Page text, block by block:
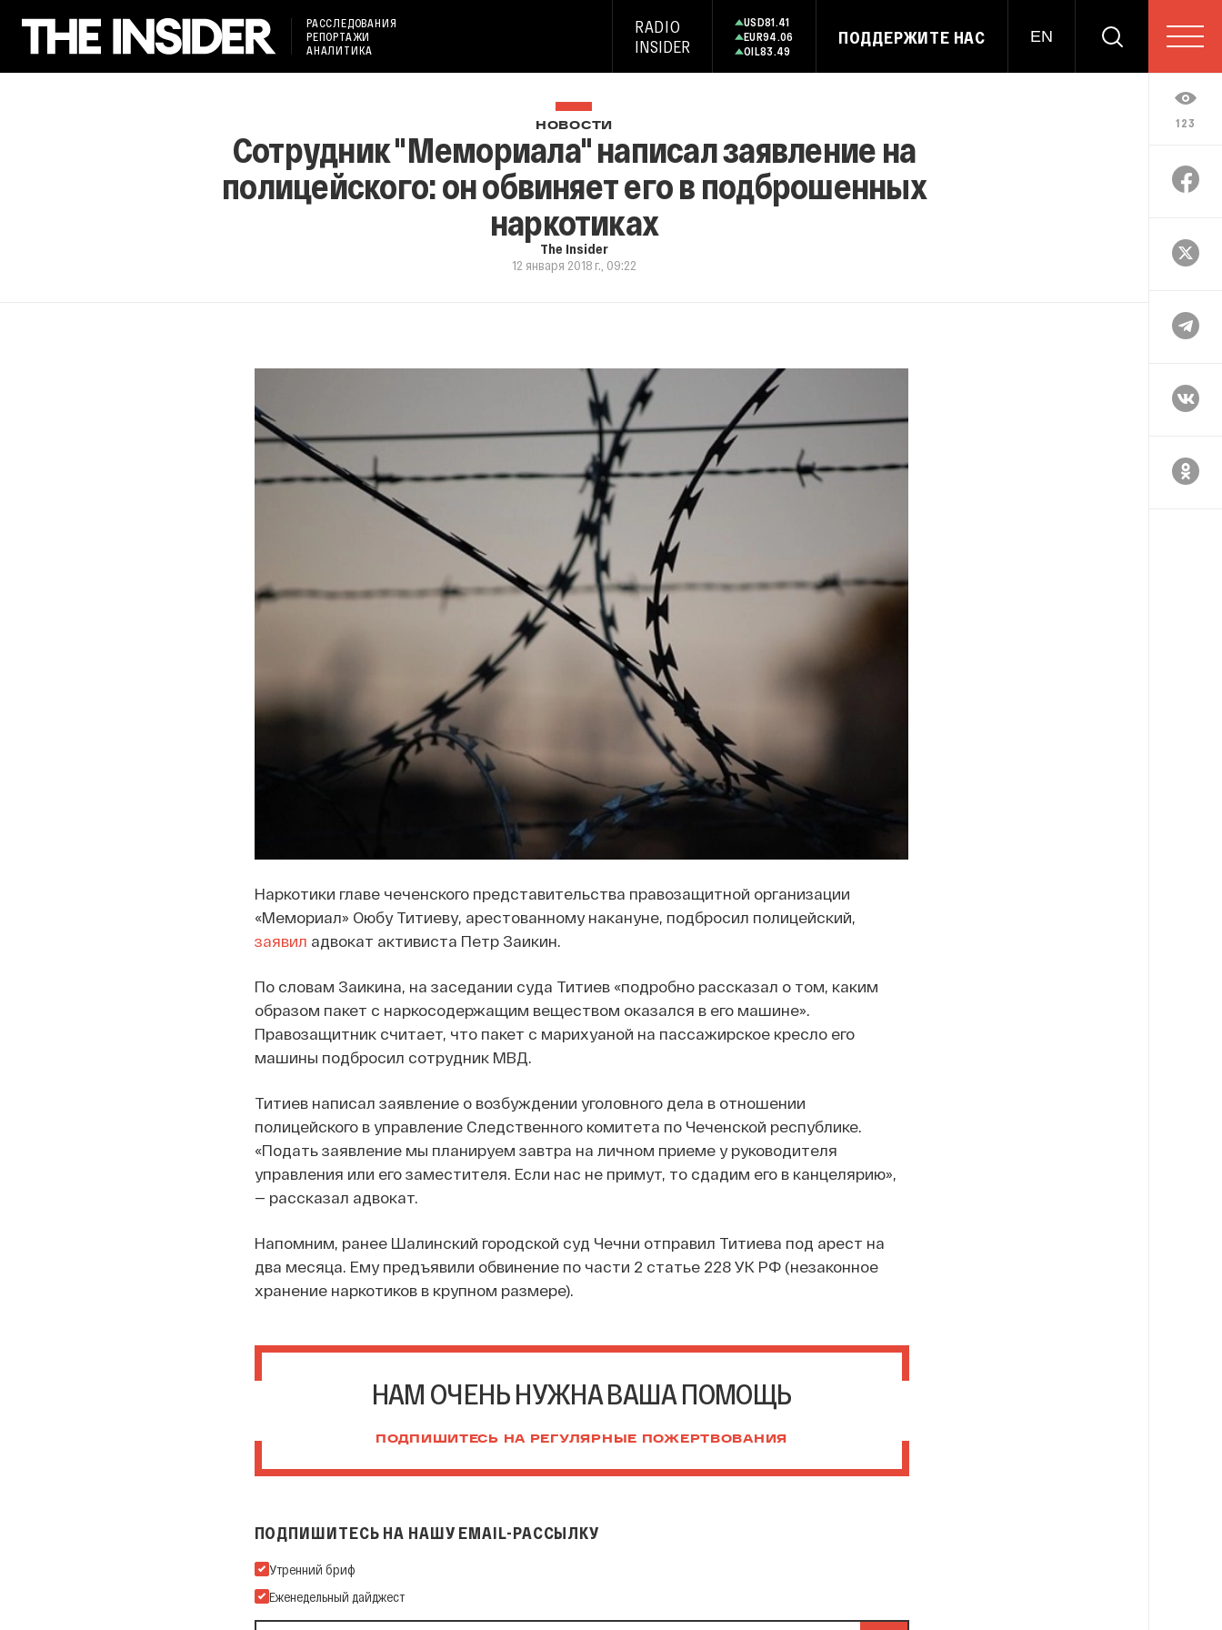
РАССЛЕДОВАНИЯ
РЕПОРТАЖИ
АНАЛИТИКА
RADIO
INSIDER
USD81.41
EUR94.06
OIL83.49
ПОДДЕРЖИТЕ НАС EN
123
НОВОСТИ
Сотрудник "Мемориала" написал заявление на
полицейского: он обвиняет его в подброшенных
наркотиках
The Insider
12 января 2018 г., 09:22
Наркотики главе чеченского представительства правозащитной организации
«Мемориал» Оюбу Титиеву, арестованному накануне, подбросил полицейский,
заявил адвокат активиста Петр Заикин.
По словам Заикина, на заседании суда Титиев «подробно рассказал о том, каким
образом пакет с наркосодержащим веществом оказался в его машине».
Правозащитник считает, что пакет с марихуаной на пассажирское кресло его
машины подбросил сотрудник МВД.
Титиев написал заявление о возбуждении уголовного дела в отношении
полицейского в управление Следственного комитета по Чеченской республике.
«Подать заявление мы планируем завтра на личном приеме у руководителя
управления или его заместителя. Если нас не примут, то сдадим его в канцелярию»,
— рассказал адвокат.
Напомним, ранее Шалинский городской суд Чечни отправил Титиева под арест на
два месяца. Ему предъявили обвинение по части 2 статье 228 УК РФ (незаконное
хранение наркотиков в крупном размере).
НАМ ОЧЕНЬ НУЖНА ВАША ПОМОЩЬ
ПОДПИШИТЕСЬ НА РЕГУЛЯРНЫЕ ПОЖЕРТВОВАНИЯ
ПОДПИШИТЕСЬ НА НАШУ EMAIL-РАССЫЛКУ
Подпишитесь на нашу Email-рассылку
Утренний бриф
Еженедельный дайджест